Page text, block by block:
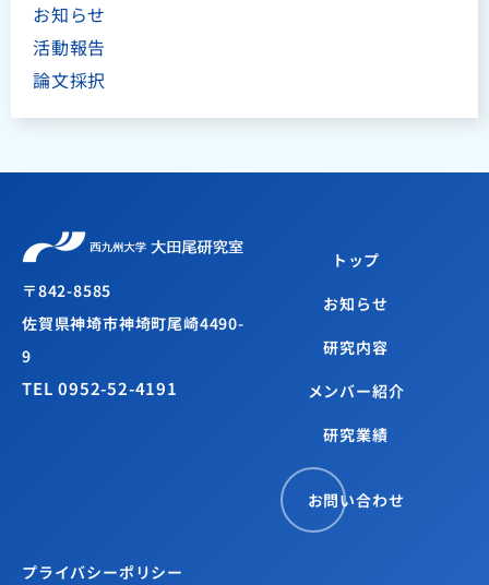
お知らせ
活動報告
論文採択
〒842-8585
佐賀県神埼市神埼町尾崎4490-
9
TEL 0952-52-4191
トップ
お知らせ
研究内容
メンバー紹介
研究業績
お問い合わせ
プライバシーポリシー